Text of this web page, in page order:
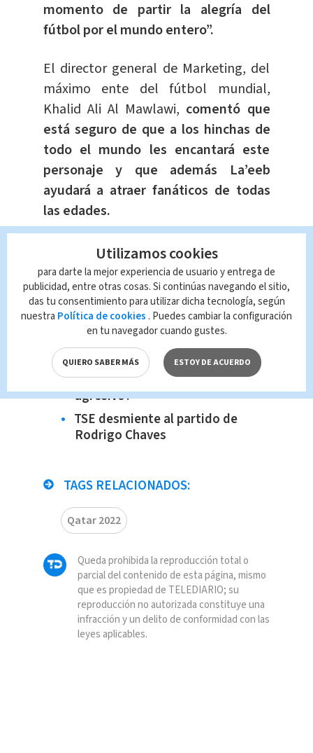
momento de partir la alegría del
fútbol por el mundo entero”.
El director general de Marketing, del
máximo ente del fútbol mundial,
Khalid Ali Al Mawlawi, comentó que
está seguro de que a los hinchas de
todo el mundo les encantará este
personaje y que además La’eeb
ayudará a atraer fanáticos de todas
las edades.
Te Recomendamos:
Jóvenes con síndrome de Down
trabajan en servicio al cliente en
cafetería
Clausuran locales de lotería ilegal
¿Cómo tratar a un perro
agresivo?
TSE desmiente al partido de
Rodrigo Chaves
TAGS RELACIONADOS:
Qatar 2022
Queda prohibida la reproducción total o
parcial del contenido de esta página, mismo
que es propiedad de TELEDIARIO; su
reproducción no autorizada constituye una
infracción y un delito de conformidad con las
leyes aplicables.
Utilizamos cookies
para darte la mejor experiencia de usuario y entrega de
publicidad, entre otras cosas. Si continúas navegando el sitio,
das tu consentimiento para utilizar dicha tecnología, según
nuestra Política de cookies . Puedes cambiar la configuración
en tu navegador cuando gustes.
QUIERO SABER MÁS ESTOY DE ACUERDO